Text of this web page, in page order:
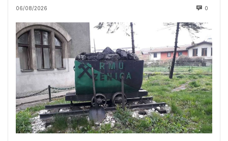
06/08/2026 0